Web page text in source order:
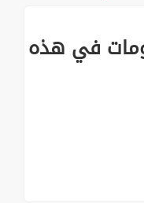
في هذه